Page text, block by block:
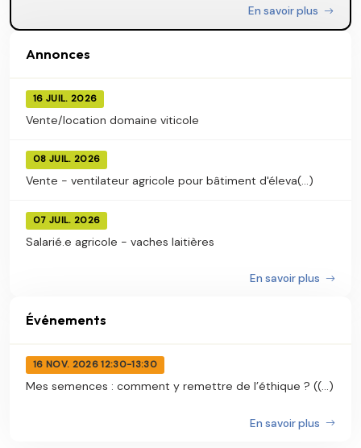
En savoir plus
Annonces
16 JUIL. 2026
Vente/location domaine viticole
08 JUIL. 2026
Vente - ventilateur agricole pour bâtiment d'éleva(...)
07 JUIL. 2026
Salarié.e agricole - vaches laitières
En savoir plus
Événements
16 NOV. 2026 12:30-13:30
Mes semences : comment y remettre de l’éthique ? ((...)
En savoir plus